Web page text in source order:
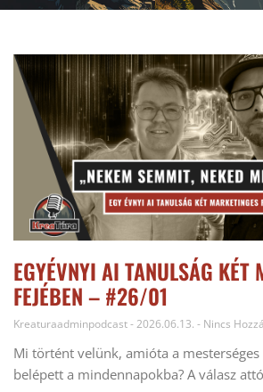
EGYÉVNYI AI TANULSÁG KÉT
FEJÉBEN – #26/01
Kreaturaadminpodcast 2026.06.13. Nincs
Mi történt velünk, amióta a
belépett a mindennapokba? A válasz